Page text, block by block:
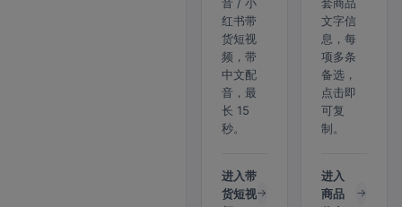
红书带
货短视
频，带
中文配
音，最
长 15
秒。
进入带
货短视
文字信
息，每
项多条
备选，
点击即
可复
制。
进入
商品